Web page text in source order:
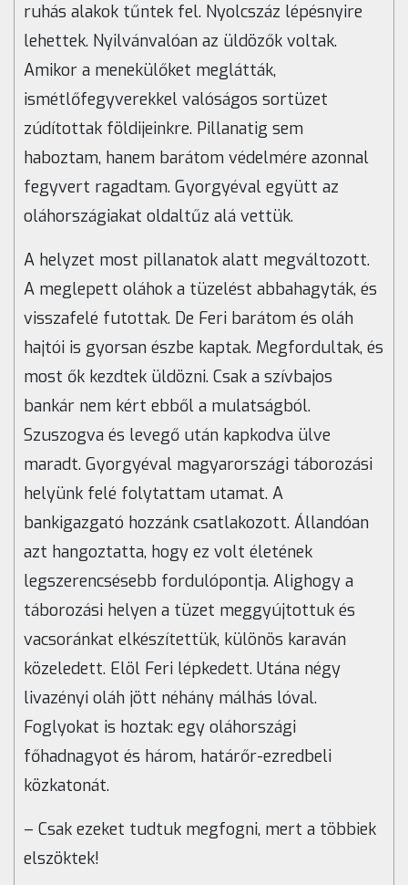
ruhás alakok tűntek fel. Nyolcszáz lépésnyire
lehettek. Nyilvánvalóan az üldözők voltak.
Amikor a menekülőket meglátták,
ismétlőfegyverekkel valóságos sortüzet
zúdítottak földijeinkre. Pillanatig sem
haboztam, hanem barátom védelmére azonnal
fegyvert ragadtam. Gyorgyéval együtt az
oláhországiakat oldaltűz alá vettük.
A helyzet most pillanatok alatt megváltozott.
A meglepett oláhok a tüzelést abbahagyták, és
visszafelé futottak. De Feri barátom és oláh
hajtói is gyorsan észbe kaptak. Megfordultak, és
most ők kezdtek üldözni. Csak a szívbajos
bankár nem kért ebből a mulatságból.
Szuszogva és levegő után kapkodva ülve
maradt. Gyorgyéval magyarországi táborozási
helyünk felé folytattam utamat. A
bankigazgató hozzánk csatlakozott. Állandóan
azt hangoztatta, hogy ez volt életének
legszerencsésebb fordulópontja. Alighogy a
táborozási helyen a tüzet meggyújtottuk és
vacsoránkat elkészítettük, különös karaván
közeledett. Elöl Feri lépkedett. Utána négy
livazényi oláh jött néhány málhás lóval.
Foglyokat is hoztak: egy oláhországi
főhadnagyot és három, határőr-ezredbeli
közkatonát.
– Csak ezeket tudtuk megfogni, mert a többiek
elszöktek!